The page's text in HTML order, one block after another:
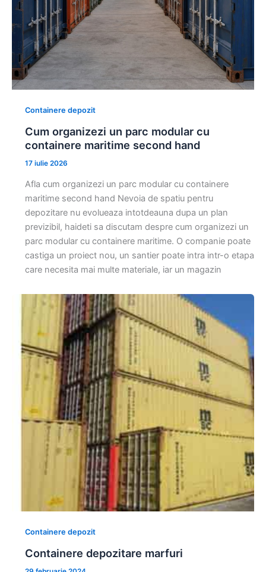
Containere depozit
Cum organizezi un parc modular cu
containere maritime second hand
17 iulie 2026
Afla cum organizezi un parc modular cu containere
maritime second hand Nevoia de spatiu pentru
depozitare nu evolueaza intotdeauna dupa un plan
previzibil, haideti sa discutam despre cum organizezi un
parc modular cu containere maritime. O companie poate
castiga un proiect nou, un santier poate intra intr-o etapa
care necesita mai multe materiale, iar un magazin
Containere depozit
Containere depozitare marfuri